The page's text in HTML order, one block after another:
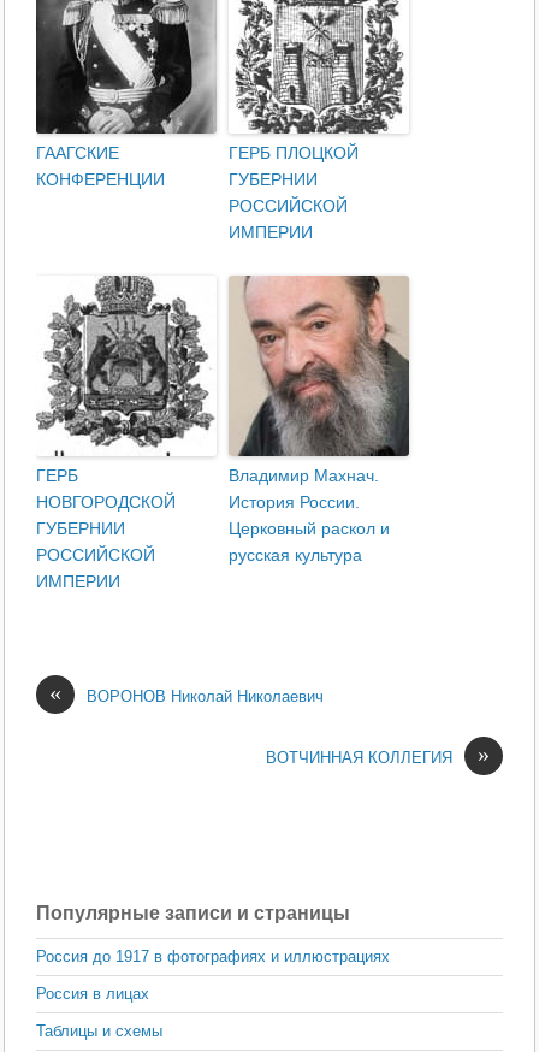
ГААГСКИЕ
КОНФЕРЕНЦИИ
ГЕРБ ПЛОЦКОЙ
ГУБЕРНИИ
РОССИЙСКОЙ
ИМПЕРИИ
ГЕРБ
НОВГОРОДСКОЙ
ГУБЕРНИИ
РОССИЙСКОЙ
ИМПЕРИИ
Владимир Махнач.
История России.
Церковный раскол и
русская культура
« ВОРОНОВ Николай Николаевич
»
ВОТЧИННАЯ КОЛЛЕГИЯ
Популярные записи и страницы
Россия до 1917 в фотографиях и иллюстрациях
Россия в лицах
Таблицы и схемы